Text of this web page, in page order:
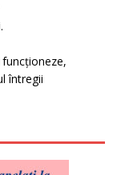
întregii